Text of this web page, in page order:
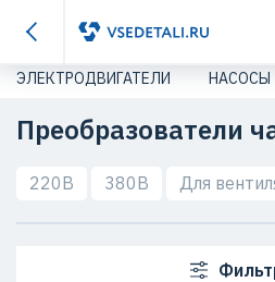
ЭЛЕКТРОДВИГАТЕЛИ НАСОСЫ
Преобразователи
220В 380В Для